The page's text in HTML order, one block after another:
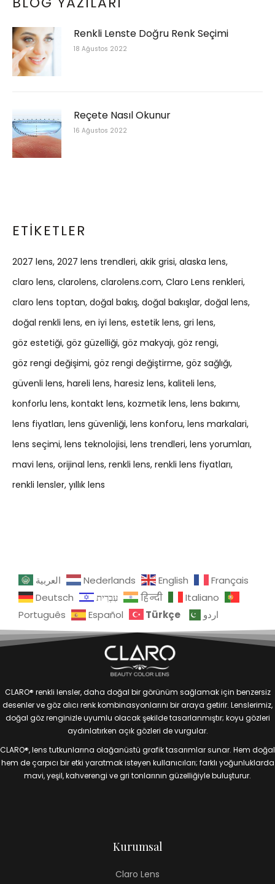
Renkli Lenste Doğru Renk Seçimi
18 Ağustos 2022
Reçete Nasıl Okunur
16 Ağustos 2022
ETIKETLER
2027 lens 2027 lens trendleri akik grisi alaska lens
claro lens clarolens clarolens.com Claro Lens renkleri
claro lens toptan doğal bakış doğal bakışlar doğal lens
doğal renkli lens en iyi lens estetik lens gri lens
göz estetiği göz güzelliği göz makyajı göz rengi
göz rengi değişimi göz rengi değiştirme göz sağlığı
güvenli lens hareli lens haresiz lens kaliteli lens
konforlu lens kontakt lens kozmetik lens lens bakımı
lens fiyatları lens güvenliği lens konforu lens markalari
lens seçimi lens teknolojisi lens trendleri lens yorumları
mavi lens orijinal lens renkli lens renkli lens fiyatları
renkli lensler yıllık lens
العربية Nederlands English
Français
Deutsch
עִבְרִית हिन्दी
Italiano
Português
Español Türkçe اردو
CLARO® renkli lensler, daha doğal bir görünüm sağlamak için benzersiz
desenler ve göz alıcı renk kombinasyonlarını bir araya getirir. Lenslerimiz,
doğal göz renginizle uyumlu olacak şekilde tasarlanmıştır; koyu gözleri
aydınlatırken açık gözleri de vurgular.
CLARO®, lens tutkunlarına olağanüstü grafik tasarımlar sunar. Hem doğal
hem de çarpıcı bir etki yaratmak isteyen kullanıcıları; farklı yoğunluklarda
mavi, yeşil, kahverengi ve gri tonlarının güzelliğiyle buluşturur.
Kurumsal
Claro Lens